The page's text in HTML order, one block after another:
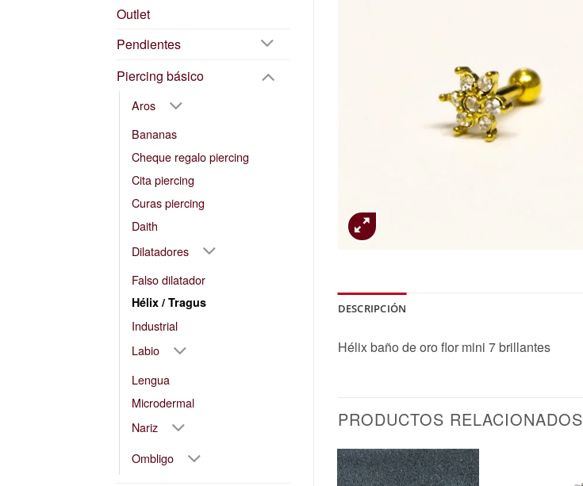
Outlet
Pendientes
Piercing básico
Aros
Bananas
Cheque regalo piercing
Cita piercing
Curas piercing
Daith
Dilatadores
Falso dilatador
Hélix / Tragus
Industrial
Labio
Lengua
Microdermal
Nariz
Ombligo
DESCRIPCIÓN
Hélix baño de oro flor mini 7 brillantes
PRODUCTOS RELACIONADOS